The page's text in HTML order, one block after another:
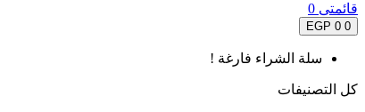
قائمتى 0
0
0 EGP
سلة الشراء فارغة !
كل التصنيفات